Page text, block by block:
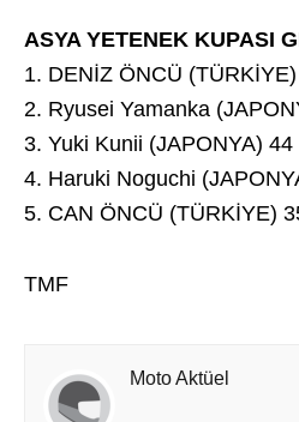
ASYA YETENEK KUPASI
1. DENİZ ÖNCÜ
2. Ryusei Yamanka
3. Yuki Kunii (JAPONYA) 44
4. Haruki Noguchi
5. CAN ÖNCÜ (TÜRKİYE)
TMF
Moto Aktüel